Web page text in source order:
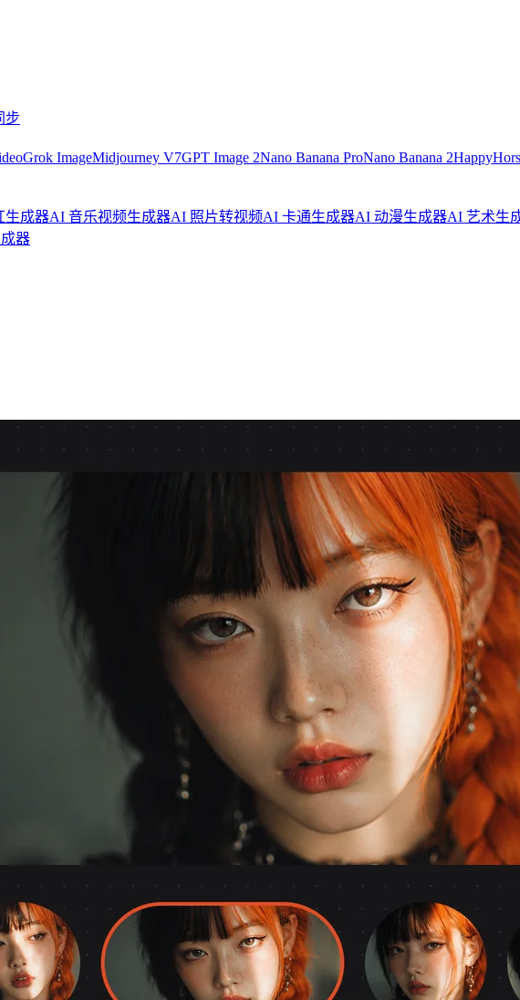
步
Grok ImageMidjourney V7GPT Image 2Nano Banana ProNano Banana 2
生成器AI 音乐视频生成器AI 照片转视频AI 卡通生成器AI 动漫生成器AI 艺术生
器